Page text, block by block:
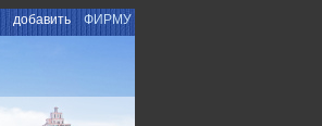
добавить ФИРМУ